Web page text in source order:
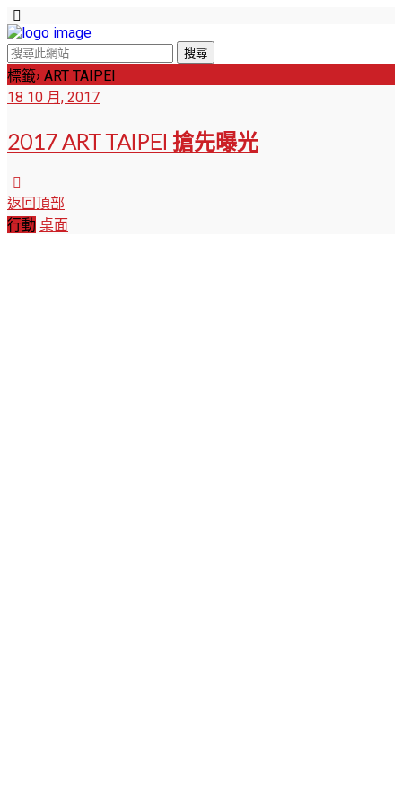
標籤› ART TAIPEI
18 10 月, 2017
2017 ART TAIPEI 搶先曝光
返回頂部
行動 桌面